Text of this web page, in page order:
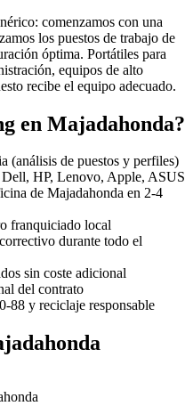
comenzamos con una
los puestos de trabajo de
óptima. Portátiles para
equipos de alto
recibe el equipo adecuado.
en Majadahonda?
(análisis de puestos y perfiles)
Dell, HP, Lenovo, Apple, ASUS
de Majadahonda en 2-4
franquiciado local
durante todo el
sin coste adicional
del contrato
88 y reciclaje responsable